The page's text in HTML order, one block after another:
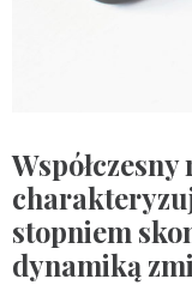
stopniem
dynamiką